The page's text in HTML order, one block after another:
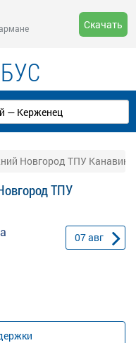
Скачать
Новгород ТПУ
ТПУ
07авг